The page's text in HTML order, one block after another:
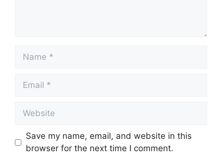
Name
Email
Website
Save my name, email, and website in this
browser for the next time I comment.